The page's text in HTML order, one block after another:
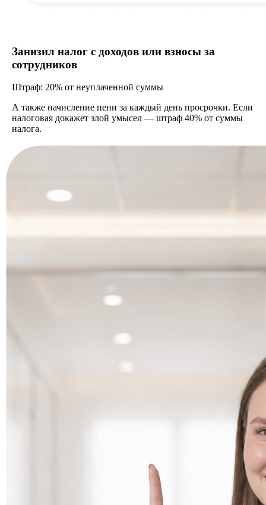
Занизил налог с доходов или взносы за
сотрудников
Штраф: 20% от неуплаченной суммы
А также начисление пени за каждый день просрочки. Если
налоговая докажет злой умысел — штраф 40% от суммы
налога.